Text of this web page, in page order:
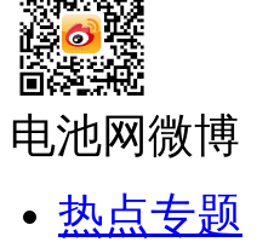
电池网微博
热点专题